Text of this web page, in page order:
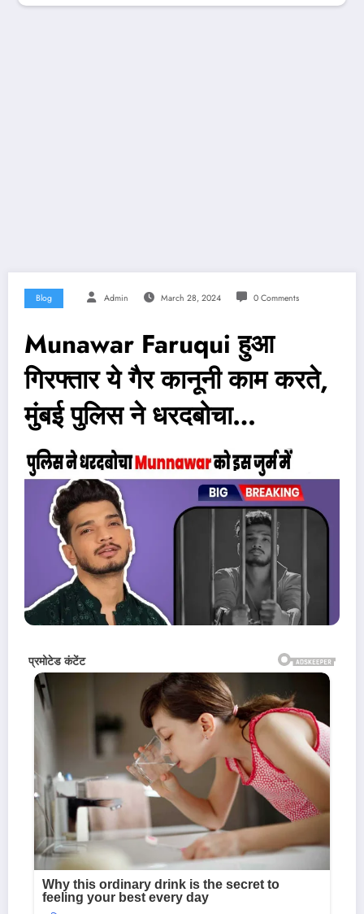
Blog Admin March 28, 2024 0 Comments
Munawar Faruqui हुआ
गिरफ्तार ये गैर कानूनी काम करते,
मुंबई पुलिस ने धरदबोचा…